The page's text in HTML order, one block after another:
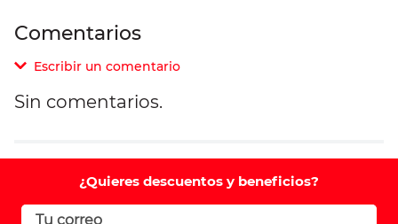
Comentarios
Escribir un comentario
Comentario
Sin comentarios.
¿Quieres descuentos y beneficios?